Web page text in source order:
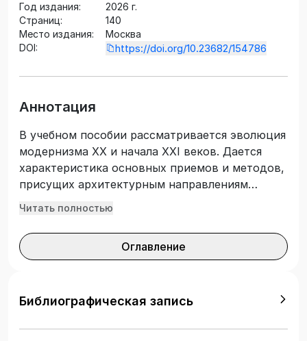
Год издания:
2026 г.
Страниц:
140
Место издания:
Москва
DOI:
https://doi.org/10.23682/154786
Аннотация
В учебном пособии рассматривается эволюция
модернизма ХХ и начала XXI веков. Дается
характеристика основных приемов и методов,
присущих архитектурным направлениям
модернизма и постмодернизма ХХ века, а
Приводятся примеры выполнения
практических упражнений, необходимых для
Иллюстративный материал делает учебное
преподавателей. Подготовлено в
Читать полностью
Оглавление
Библиографическая запись